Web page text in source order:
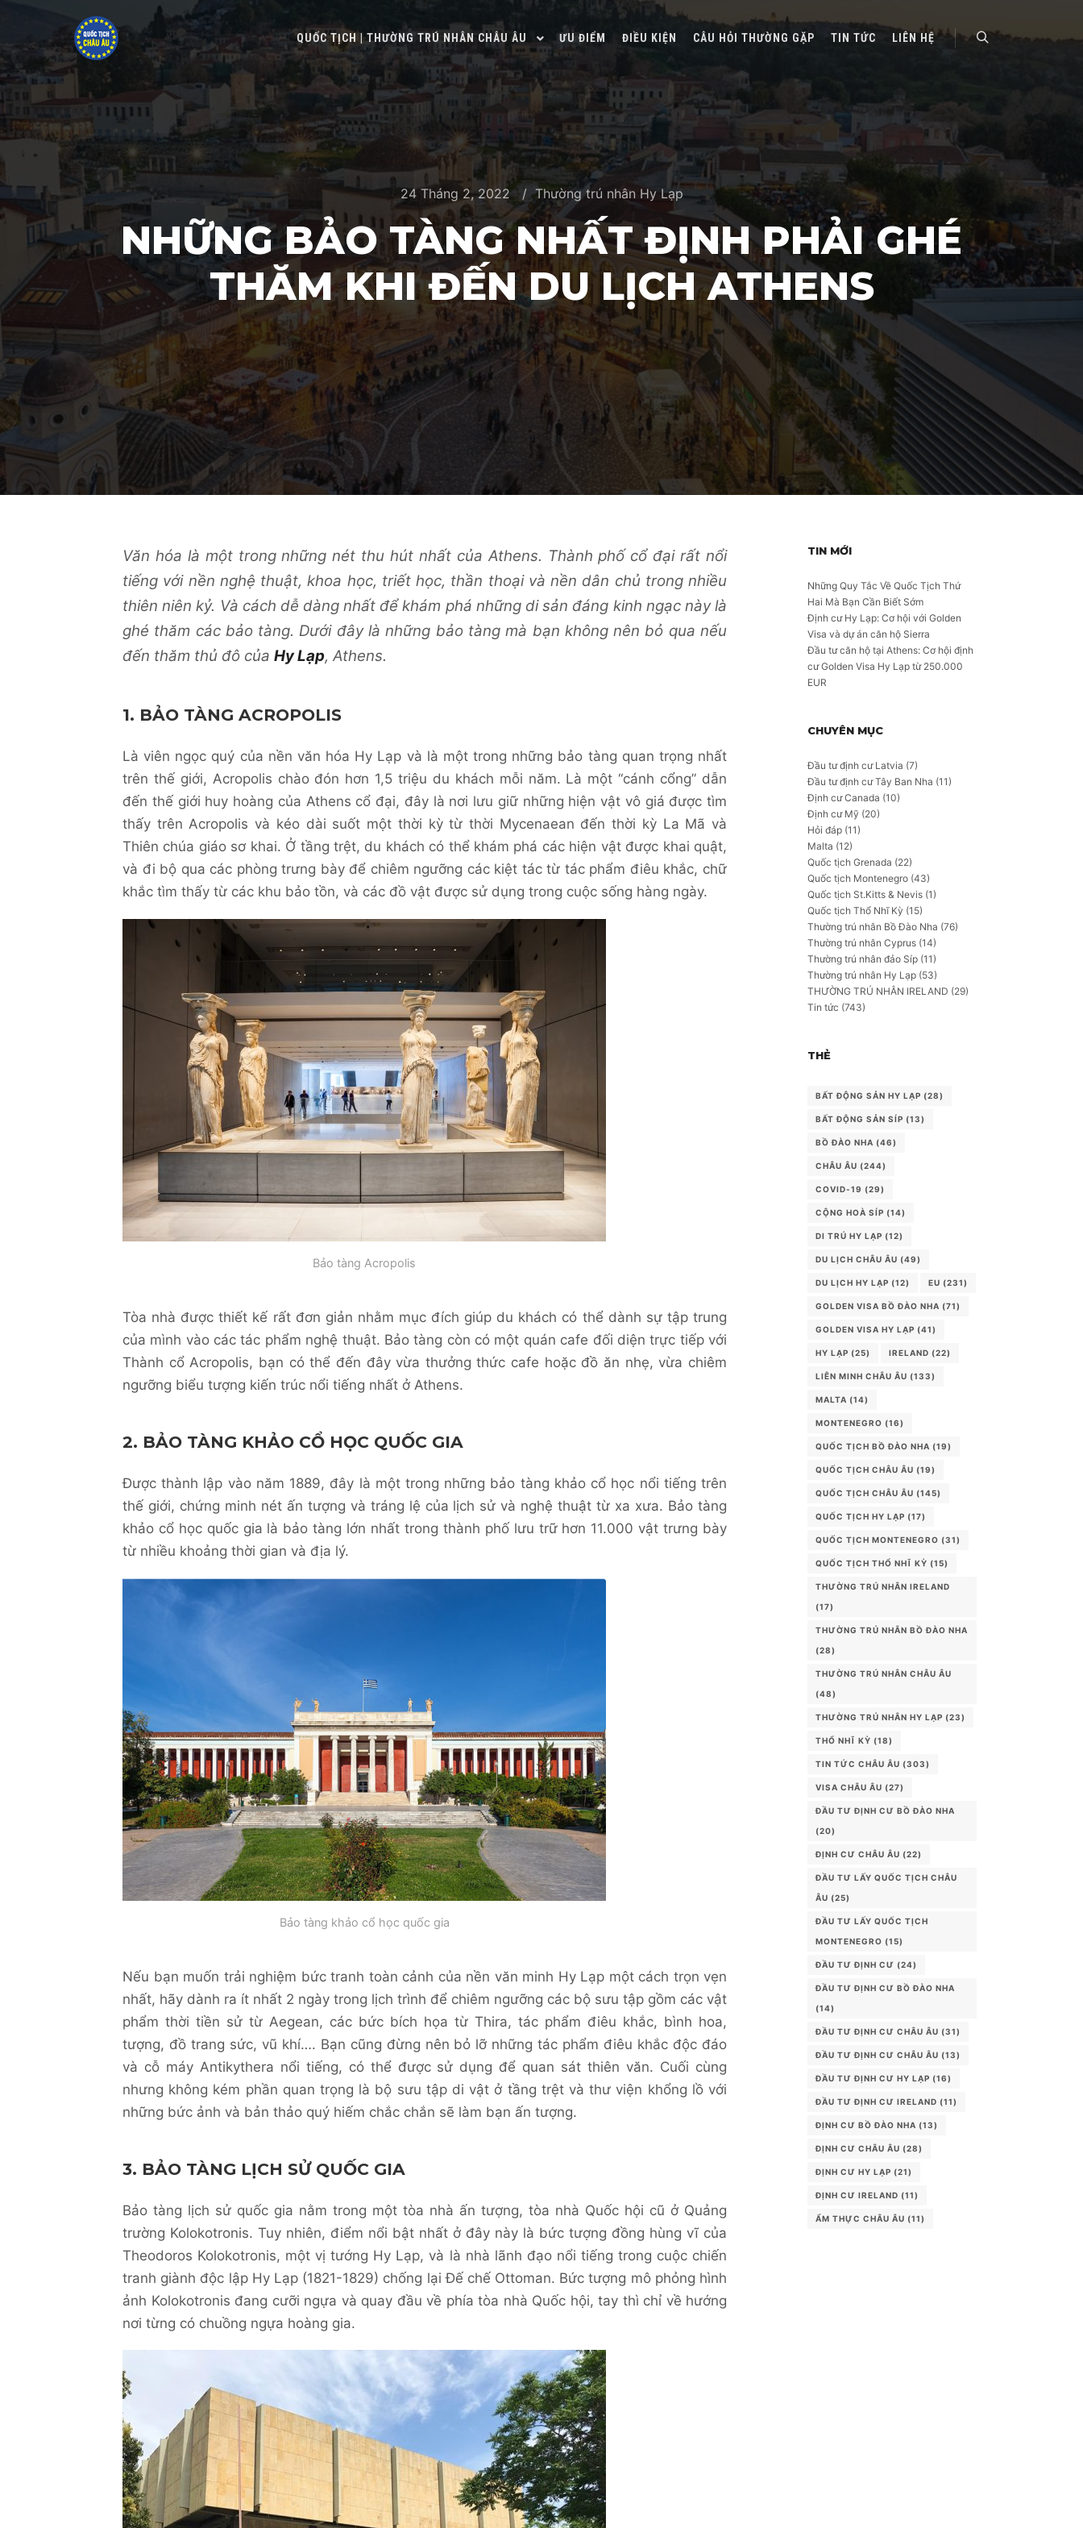
QUỐC TỊCH | THƯỜNG TRÚ NHÂN CHÂU ÂU ƯU ĐIỂM ĐIỀU KIỆN CÂU HỎI THƯỜNG GẶP TIN TỨC LIÊN HỆ
24 Tháng 2, 2022 Thường trú nhân Hy Lạp
NHỮNG BẢO TÀNG NHẤT ĐỊNH PHẢI GHÉ
THĂM KHI ĐẾN DU LỊCH ATHENS
Văn hóa là một trong những nét thu hút nhất của Athens. Thành phố cổ đại rất nổi
tiếng với nền nghệ thuật, khoa học, triết học, thần thoại và nền dân chủ trong nhiều
thiên niên kỷ. Và cách dễ dàng nhất để khám phá những di sản đáng kinh ngạc này là
ghé thăm các bảo tàng. Dưới đây là những bảo tàng mà bạn không nên bỏ qua nếu
đến thăm thủ đô của Hy Lạp, Athens.
1. BẢO TÀNG ACROPOLIS
Là viên ngọc quý của nền văn hóa Hy Lạp và là một trong những bảo tàng quan trọng nhất
trên thế giới, Acropolis chào đón hơn 1,5 triệu du khách mỗi năm. Là một “cánh cổng” dẫn
đến thế giới huy hoàng của Athens cổ đại, đây là nơi lưu giữ những hiện vật vô giá được tìm
thấy trên Acropolis và kéo dài suốt một thời kỳ từ thời Mycenaean đến thời kỳ La Mã và
Thiên chúa giáo sơ khai. Ở tầng trệt, du khách có thể khám phá các hiện vật được khai quật,
và đi bộ qua các phòng trưng bày để chiêm ngưỡng các kiệt tác từ tác phẩm điêu khắc, chữ
khắc tìm thấy từ các khu bảo tồn, và các đồ vật được sử dụng trong cuộc sống hàng ngày.
Bảo tàng Acropolis
Tòa nhà được thiết kế rất đơn giản nhằm mục đích giúp du khách có thể dành sự tập trung
của mình vào các tác phẩm nghệ thuật. Bảo tàng còn có một quán cafe đối diện trực tiếp với
Thành cổ Acropolis, bạn có thể đến đây vừa thưởng thức cafe hoặc đồ ăn nhẹ, vừa chiêm
ngưỡng biểu tượng kiến trúc nổi tiếng nhất ở Athens.
2. BẢO TÀNG KHẢO CỔ HỌC QUỐC GIA
Được thành lập vào năm 1889, đây là một trong những bảo tàng khảo cổ học nổi tiếng trên
thế giới, chứng minh nét ấn tượng và tráng lệ của lịch sử và nghệ thuật từ xa xưa. Bảo tàng
khảo cổ học quốc gia là bảo tàng lớn nhất trong thành phố lưu trữ hơn 11.000 vật trưng bày
từ nhiều khoảng thời gian và địa lý.
Bảo tàng khảo cổ học quốc gia
Nếu bạn muốn trải nghiệm bức tranh toàn cảnh của nền văn minh Hy Lạp một cách trọn vẹn
nhất, hãy dành ra ít nhất 2 ngày trong lịch trình để chiêm ngưỡng các bộ sưu tập gồm các vật
phẩm thời tiền sử từ Aegean, các bức bích họa từ Thira, tác phẩm điêu khắc, bình hoa,
tượng, đồ trang sức, vũ khí…. Bạn cũng đừng nên bỏ lỡ những tác phẩm điêu khắc độc đáo
và cỗ máy Antikythera nổi tiếng, có thể được sử dụng để quan sát thiên văn. Cuối cùng
nhưng không kém phần quan trọng là bộ sưu tập di vật ở tầng trệt và thư viện khổng lồ với
những bức ảnh và bản thảo quý hiếm chắc chắn sẽ làm bạn ấn tượng.
3. BẢO TÀNG LỊCH SỬ QUỐC GIA
Bảo tàng lịch sử quốc gia nằm trong một tòa nhà ấn tượng, tòa nhà Quốc hội cũ ở Quảng
trường Kolokotronis. Tuy nhiên, điểm nổi bật nhất ở đây này là bức tượng đồng hùng vĩ của
Theodoros Kolokotronis, một vị tướng Hy Lạp, và là nhà lãnh đạo nổi tiếng trong cuộc chiến
tranh giành độc lập Hy Lạp (1821-1829) chống lại Đế chế Ottoman. Bức tượng mô phỏng hình
ảnh Kolokotronis đang cưỡi ngựa và quay đầu về phía tòa nhà Quốc hội, tay thì chỉ về hướng
nơi từng có chuồng ngựa hoàng gia.
TIN MỚI
Những Quy Tắc Về Quốc Tịch Thứ
Hai Mà Bạn Cần Biết Sớm
Định cư Hy Lạp: Cơ hội với Golden
Visa và dự án căn hộ Sierra
Đầu tư căn hộ tại Athens: Cơ hội định
cư Golden Visa Hy Lạp từ 250.000
EUR
CHUYÊN MỤC
Đầu tư định cư Latvia (7)
Đầu tư định cư Tây Ban Nha (11)
Định cư Canada (10)
Định cư Mỹ (20)
Hỏi đáp (11)
Malta (12)
Quốc tịch Grenada (22)
Quốc tịch Montenegro (43)
Quốc tịch St.Kitts & Nevis (1)
Quốc tịch Thổ Nhĩ Kỳ (15)
Thường trú nhân Bồ Đào Nha (76)
Thường trú nhân Cyprus (14)
Thường trú nhân đảo Síp (11)
Thường trú nhân Hy Lạp (53)
THƯỜNG TRÚ NHÂN IRELAND (29)
Tin tức (743)
THẺ
BẤT ĐỘNG SẢN HY LẠP (28)
BẤT ĐỘNG SẢN SÍP (13)
BỒ ĐÀO NHA (46)
CHÂU ÂU (244)
COVID-19 (29)
CỘNG HOÀ SÍP (14)
DI TRÚ HY LẠP (12)
DU LỊCH CHÂU ÂU (49)
DU LỊCH HY LẠP (12) EU (231)
GOLDEN VISA BỒ ĐÀO NHA (71)
GOLDEN VISA HY LẠP (41)
HY LẠP (25) IRELAND (22)
LIÊN MINH CHÂU ÂU (133)
MALTA (14)
MONTENEGRO (16)
QUỐC TỊCH BỒ ĐÀO NHA (19)
QUỐC TỊCH CHÂU ÂU (19)
QUỐC TỊCH CHÂU ÂU (145)
QUỐC TỊCH HY LẠP (17)
QUỐC TỊCH MONTENEGRO (31)
QUỐC TỊCH THỔ NHĨ KỲ (15)
THƯỜNG TRÚ NHÂN IRELAND
(17)
THƯỜNG TRÚ NHÂN BỒ ĐÀO NHA
(28)
THƯỜNG TRÚ NHÂN CHÂU ÂU
(48)
THƯỜNG TRÚ NHÂN HY LẠP (23)
THỔ NHĨ KỲ (18)
TIN TỨC CHÂU ÂU (303)
VISA CHÂU ÂU (27)
ĐẦU TƯ ĐỊNH CƯ BỒ ĐÀO NHA
(20)
ĐỊNH CƯ CHÂU ÂU (22)
ĐẦU TƯ LẤY QUỐC TỊCH CHÂU
ÂU (25)
ĐẦU TƯ LẤY QUỐC TỊCH
MONTENEGRO (15)
ĐẦU TƯ ĐỊNH CƯ (24)
ĐẦU TƯ ĐỊNH CƯ BỒ ĐÀO NHA
(14)
ĐẦU TƯ ĐỊNH CƯ CHÂU ÂU (31)
ĐẦU TƯ ĐỊNH CƯ CHÂU ÂU (13)
ĐẦU TƯ ĐỊNH CƯ HY LẠP (16)
ĐẦU TƯ ĐỊNH CƯ IRELAND (11)
ĐỊNH CƯ BỒ ĐÀO NHA (13)
ĐỊNH CƯ CHÂU ÂU (28)
ĐỊNH CƯ HY LẠP (21)
ĐỊNH CƯ IRELAND (11)
ẨM THỰC CHÂU ÂU (11)